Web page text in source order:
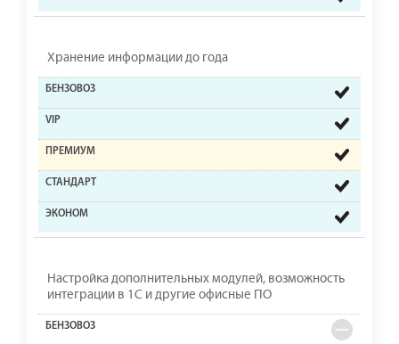
Хранение информации до года
Настройка дополнительных модулей, возможность
интеграции в 1С и другие офисные ПО